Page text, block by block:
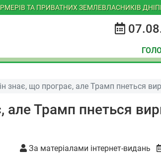
ТА ПРИВАТНИХ ЗЕМЛЕВЛАСНИКІВ
знає, що програє, але Трамп пнеться
але Трамп пнеться
За матеріалами інтернет-видань